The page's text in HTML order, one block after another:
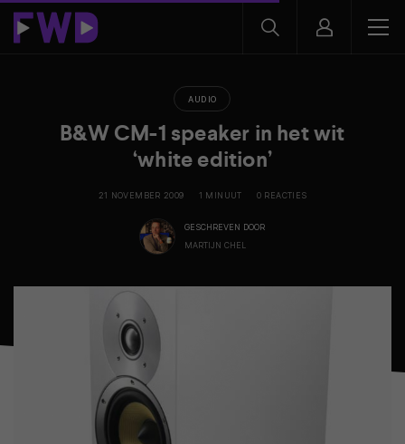
AUDIO
B&W CM-1 speaker in het wit
‘white edition’
21 NOVEMBER 2009 1 MINUUT 0 REACTIES
GESCHREVEN DOOR
MARTIJN CHEL